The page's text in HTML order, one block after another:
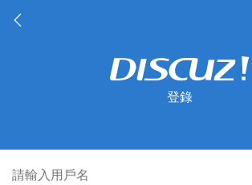
登錄